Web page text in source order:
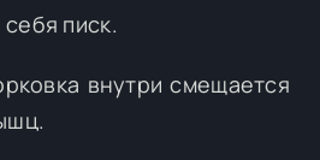
писк.
внутри смещается